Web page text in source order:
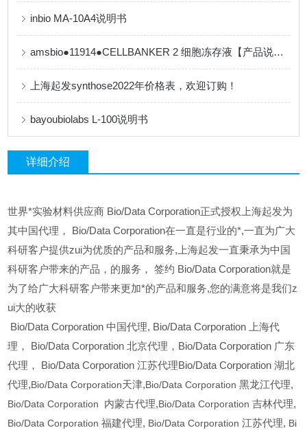
inbio MA-10A4说明书
amsbio●11914●CELLBANKER 2 细胞冻存液【产品说明书】
上海起发synthose2022年价格表，欢迎订购！
bayoubiolabs L-100说明书
详细介绍
世界*实验材料供应商 Bio/Data Corporation正式授权上海起发为
其中国代理， Bio/Data Corporation在一直是行业的*,一直为广大
科研客户提供zui为优质的产品和服务,上海起发一直秉承为中国
科研客户带来的产品，的服务，
签约 Bio/Data Corporation就是
为了给广大科研客户带来更加*的产品和服务,您的满意将是我们z
ui大的收获
Bio/Data Corporation中国代理, Bio/Data Corporation 上海代
理， Bio/Data Corporation 北京代理，Bio/Data Corporation 广东
代理， Bio/Data Corporation 江苏代理Bio/Data Corporation 湖北
代理,Bio/Data Corporation天津,Bio/Data Corporation黑龙江代理,
Bio/Data Corporation 内蒙古代理,Bio/Data Corporation吉林代理,
Bio/Data Corporation福建代理, Bio/Data Corporation江苏代理, Bi